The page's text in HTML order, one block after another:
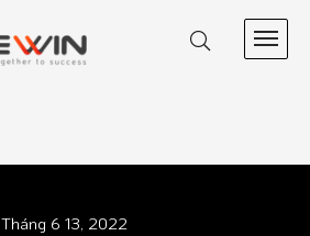
Tháng 6 13, 2022